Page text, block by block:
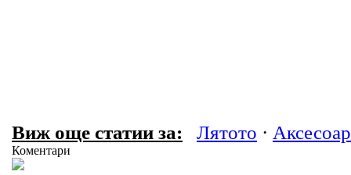
Виж още статии за: Лятото ·
Коментари